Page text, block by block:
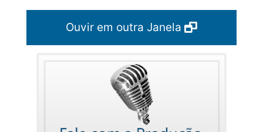
Ouvir em outra Janela